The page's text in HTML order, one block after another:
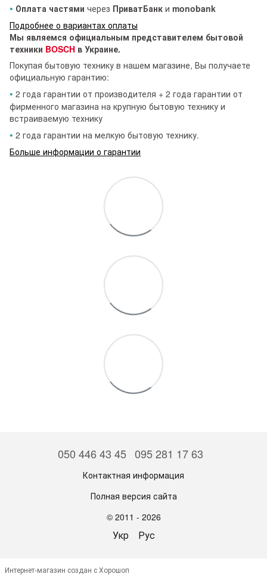
• Оплата частями через ПриватБанк и monobank
Подробнее о вариантах оплаты
Мы являемся официальным представителем бытовой
техники BOSCH в Украине.
Покупая бытовую технику в нашем магазине, Вы получаете
официальную гарантию:
• 2 года гарантии от производителя + 2 года гарантии от
фирменного магазина на крупную бытовую технику и
встраиваемую технику
• 2 года гарантии на мелкую бытовую технику.
Больше информации о гарантии
050 446 43 45 095 281 17 63
Контактная информация
Полная версия сайта
© 2011 - 2026
Укр Рус
Интернет-магазин создан с Хорошоп